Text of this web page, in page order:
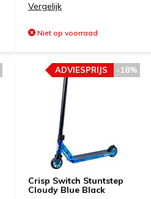
Vergelijk
Niet op voorraad
Crisp Switch Stuntstep
Cloudy Blue Black
-18%
ADVIESPRIJS